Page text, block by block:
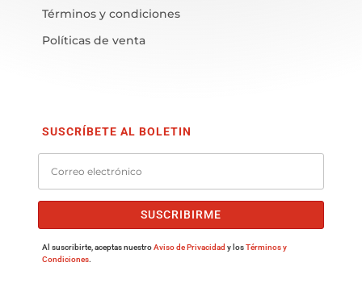
Términos y condiciones
Políticas de venta
SUSCRÍBETE AL BOLETIN
SUSCRIBIRME
Al suscribirte, aceptas nuestroAviso de Privacidad y losTérminos y
Condiciones.